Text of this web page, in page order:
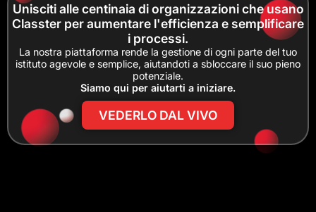
Unisciti alle centinaia di organizzazioni che usano
Classter per aumentare l'efficienza e semplificare
i processi.
La nostra piattaforma rende la gestione di ogni parte del tuo
istituto agevole e semplice, aiutandoti a sbloccare il suo pieno
potenziale.
Siamo qui per aiutarti a iniziare.
VEDERLO DAL VIVO